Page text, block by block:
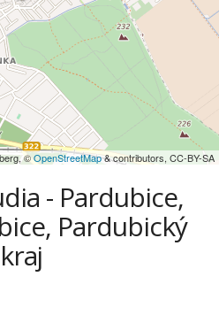
©OpenStreetMap& contributors, CC-BY-SA
- Pardubice,
Pardubický
kraj